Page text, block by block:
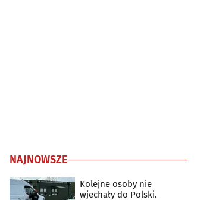
NAJNOWSZE
Kolejne osoby nie
wjechały do Polski.